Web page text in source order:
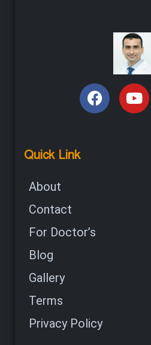
Quick Link
About
Contact
For Doctor’s
Blog
Gallery
Terms
Privacy Policy